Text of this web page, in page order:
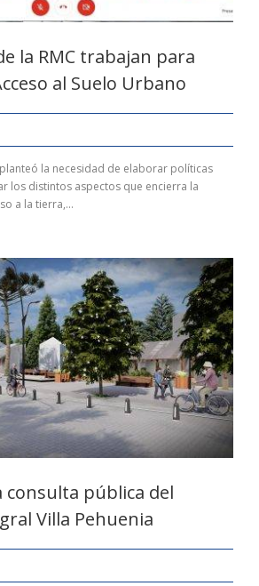
la RMC trabajan para
al Suelo Urbano
la necesidad de elaborar políticas
los distintos aspectos que encierra la
a la tierra,...
consulta pública del
Villa Pehuenia